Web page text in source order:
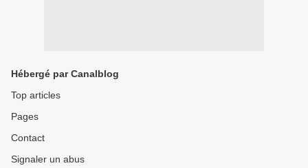
Hébergé par Canalblog
Top articles
Pages
Contact
Signaler un abus